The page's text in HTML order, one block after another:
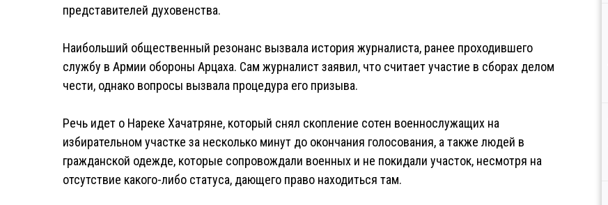
представителей духовенства.
Наибольший общественный резонанс вызвала история журналиста, ранее проходившего
службу в Армии обороны Арцаха. Сам журналист заявил, что считает участие в сборах делом
чести, однако вопросы вызвала процедура его призыва.
Речь идет о Нареке Хачатряне, который снял скопление сотен военнослужащих на
избирательном участке за несколько минут до окончания голосования, а также людей в
гражданской одежде, которые сопровождали военных и не покидали участок, несмотря на
отсутствие какого-либо статуса, дающего право находиться там.